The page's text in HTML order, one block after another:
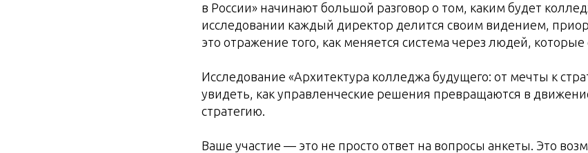
в России» начинают большой разговор о том, каким будет
исследовании каждый директор делится своим видением,
это отражение того, как меняется система через людей, которые
Исследование «Архитектура колледжа будущего: от мечты к
увидеть, как управленческие решения превращаются в
стратегию.
Ваше участие — это не просто ответ на вопросы анкеты. Это